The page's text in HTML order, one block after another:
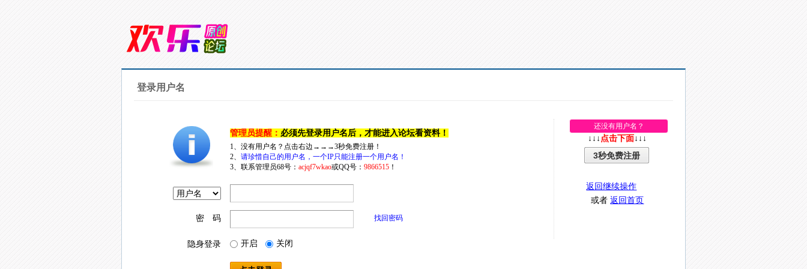
登录用户名
管理员提醒： 必须先登录用户名后，才能进入论坛看资料！
1、没有用户名？点击右边→→→3秒免费注册！
2、 请珍惜自己的用户名，一个IP只能注册一个用户名！
3、联系管理员68号： acjqf7wkao或QQ号： 9866515！
密 码 找回密码
隐身登录 开启 关闭
还没有用户名？
↓↓↓ 点击下面 ↓↓↓
3秒免费注册
返回继续操作
或者返回首页